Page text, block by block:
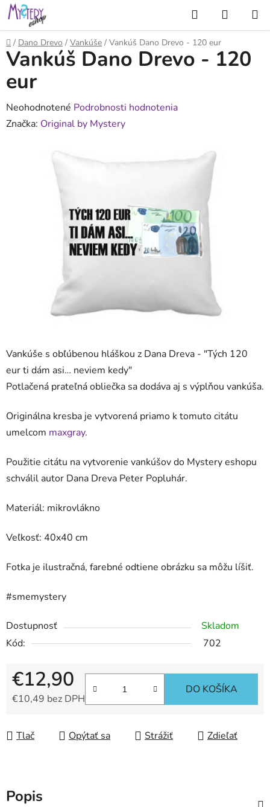
Prejsť
na
obsah
Hľadať
KOŠÍK
Domov
/ Dano Drevo / Vankúše / Vankúš Dano Drevo - 120 eur
Vankúše s obľúbenou hláškou z Dana Dreva - "Tých 120
eur ti dám asi… neviem kedy"
Potlačená prateľná obliečka sa dodáva aj s výplňou vankúša.
Originálna kresba je vytvorená priamo k tomuto citátu
umelcom maxgray.
Použitie citátu na vytvorenie vankúšov do Mystery eshopu
schválil autor Dana Dreva Peter Popluhár.
Materiál: mikrovlákno
Veľkosť: 40x40 cm
Fotka je ilustračná, farebné odtiene obrázku sa môžu líšiť.
#smemystery
Dostupnosť
Skladom
Kód:
702
€12,90
€10,49 bez DPH
DO KOŠÍKA
Tlač Opýtať sa Strážiť Zdieľať
Vankúš Dano Drevo - 120
eur
Priemerné
hodnotenie
Neohodnotené Podrobnosti hodnotenia
Značka: Original by Mystery
Popis